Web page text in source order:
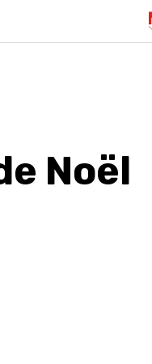
Noël